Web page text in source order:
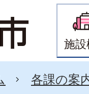
施
各課の案